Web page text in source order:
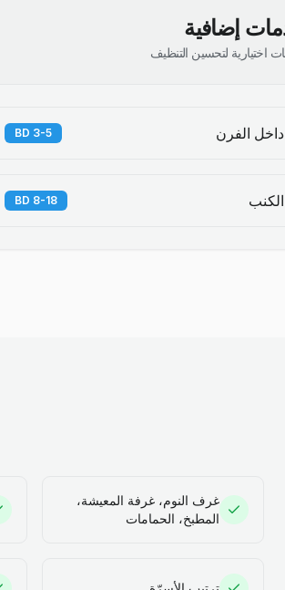
إضافية
اختيارية لتحسين التنظيف
الفرن 3-5 BD
8-18 BD
غرف النوم، غرفة المعيشة،
المطبخ، الحمامات